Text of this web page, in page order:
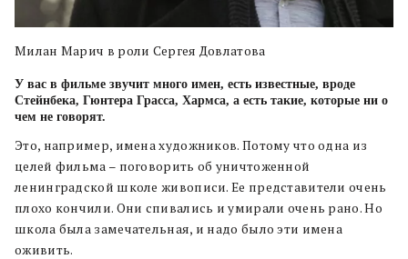
Милан Марич в роли Сергея Довлатова
У вас в фильме звучит много имен, есть известные, вроде
Стейнбека, Гюнтера Грасса, Хармса, а есть такие, которые ни о
чем не говорят.
Это, например, имена художников. Потому что одна из
целей фильма – поговорить об уничтоженной
ленинградской школе живописи. Ее представители очень
плохо кончили. Они спивались и умирали очень рано. Но
школа была замечательная, и надо было эти имена
оживить.